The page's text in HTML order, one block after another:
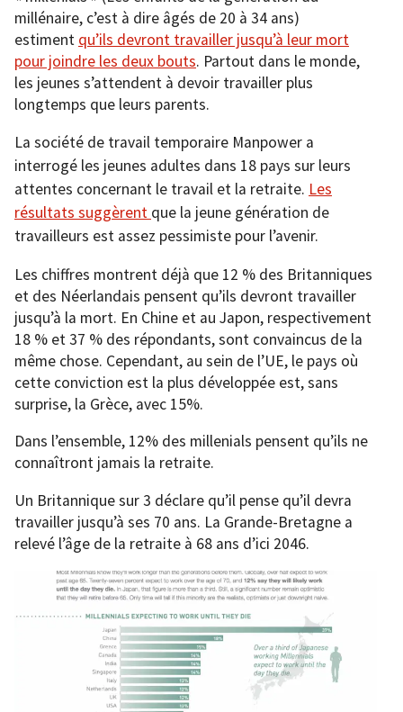
millénaire, c’est à dire âgés de 20 à 34 ans)
estiment qu’ils devront travailler jusqu’à leur mort
pour joindre les deux bouts. Partout dans le monde,
les jeunes s’attendent à devoir travailler plus
longtemps que leurs parents.
La société de travail temporaire Manpower a
interrogé les jeunes adultes dans 18 pays sur leurs
attentes concernant le travail et la retraite. Les
résultats suggèrent que la jeune génération de
travailleurs est assez pessimiste pour l’avenir.
Les chiffres montrent déjà que 12 % des Britanniques
et des Néerlandais pensent qu’ils devront travailler
jusqu’à la mort. En Chine et au Japon, respectivement
18 % et 37 % des répondants, sont convaincus de la
même chose. Cependant, au sein de l’UE, le pays où
cette conviction est la plus développée est, sans
surprise, la Grèce, avec 15%.
Dans l’ensemble, 12% des millenials pensent qu’ils ne
connaîtront jamais la retraite.
Un Britannique sur 3 déclare qu’il pense qu’il devra
travailler jusqu’à ses 70 ans. La Grande-Bretagne a
relevé l’âge de la retraite à 68 ans d’ici 2046.